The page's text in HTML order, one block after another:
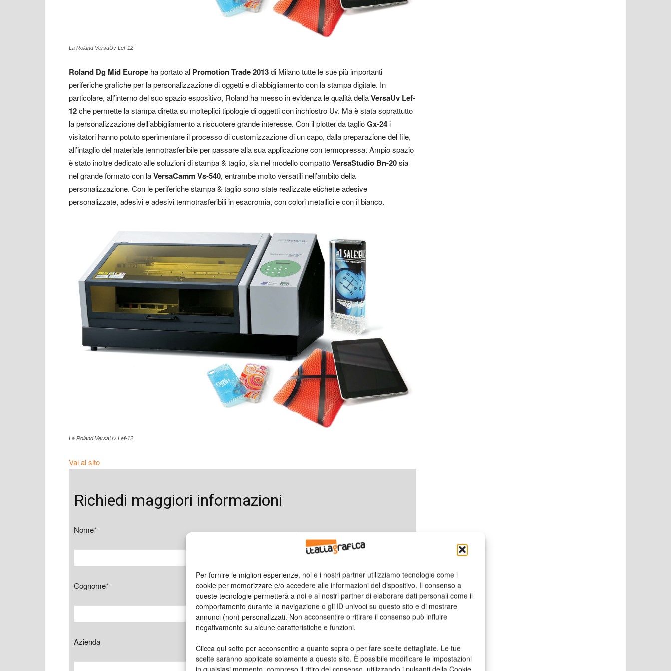
Per fornire le migliori esperienze, noi e i nostri partner utilizziamo tecnologie come i
cookie per memorizzare e/o accedere alle informazioni del dispositivo. Il consenso a
queste tecnologie permetterà a noi e ai nostri partner di elaborare dati personali come il
comportamento durante la navigazione o gli ID univoci su questo sito e di mostrare
annunci (non) personalizzati. Non acconsentire o ritirare il consenso può influire
negativamente su alcune caratteristiche e funzioni.
Clicca qui sotto per acconsentire a quanto sopra o per fare scelte dettagliate. Le tue
scelte saranno applicate solamente a questo sito. È possibile modificare le impostazioni
in qualsiasi momento, compreso il ritiro del consenso, utilizzando i pulsanti della Cookie
La Roland VersaUv Lef-12
Roland Dg Mid Europe ha portato al Promotion Trade 2013di Milanotutte le sue più importanti
periferiche grafiche per la personalizzazione di oggetti e di abbigliamento con la stampa digitale. In
particolare, all’interno del suo spazio espositivo, Roland ha messo in evidenza le qualità dellaVersaUv Lef-
12che permette la stampa diretta su molteplici tipologie di oggetti con inchiostro Uv. Ma è stata soprattutto
la personalizzazione dell’abbigliamento a riscuotere grande interesse. Con il plotter da taglioGx-24i
visitatori hanno potuto sperimentare il processo di customizzazione di un capo, dalla preparazione del file,
all’intaglio del materiale termotrasferibile per passare alla sua applicazione con termopressa. Ampio spazio
è stato inoltre dedicato alle soluzioni di stampa & taglio, sia nel modello compattoVersaStudio Bn-20sia
nel grande formato con laVersaCamm Vs-540, entrambe molto versatili nell’ambito della
personalizzazione. Con le periferiche stampa & taglio sono state realizzate etichette adesive
personalizzate, adesivi e adesivi termotrasferibili in esacromia, con colori metallici e con il bianco.
La Roland VersaUv Lef-12
Vai al sito
Richiedi maggiori informazioni
Nome*
Cognome*
Azienda